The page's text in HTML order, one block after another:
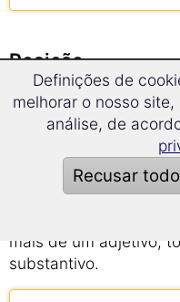
Posição
Os adjetivos em
depois do
Depois do
referentes a cores,
mais de um adjetivo,
substantivo.
Definições de
melhorar o nosso
análise, de
Recusar